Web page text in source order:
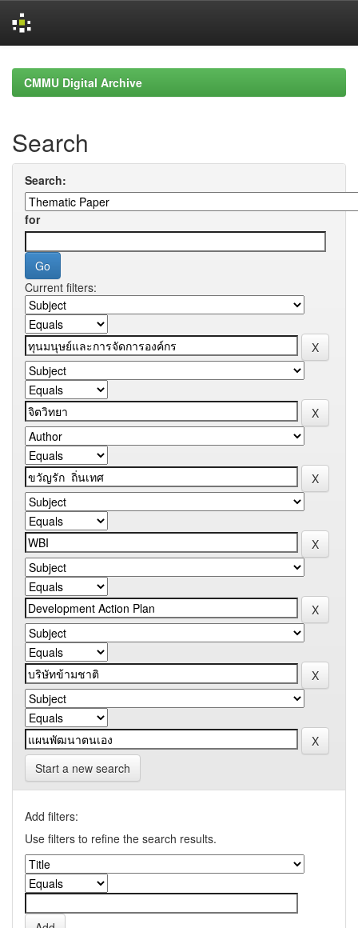
navigationCMMU Digital Archive
Search
Search:
for
Current filters:
Start a new search
Add filters:
Use filters to refine the search results.